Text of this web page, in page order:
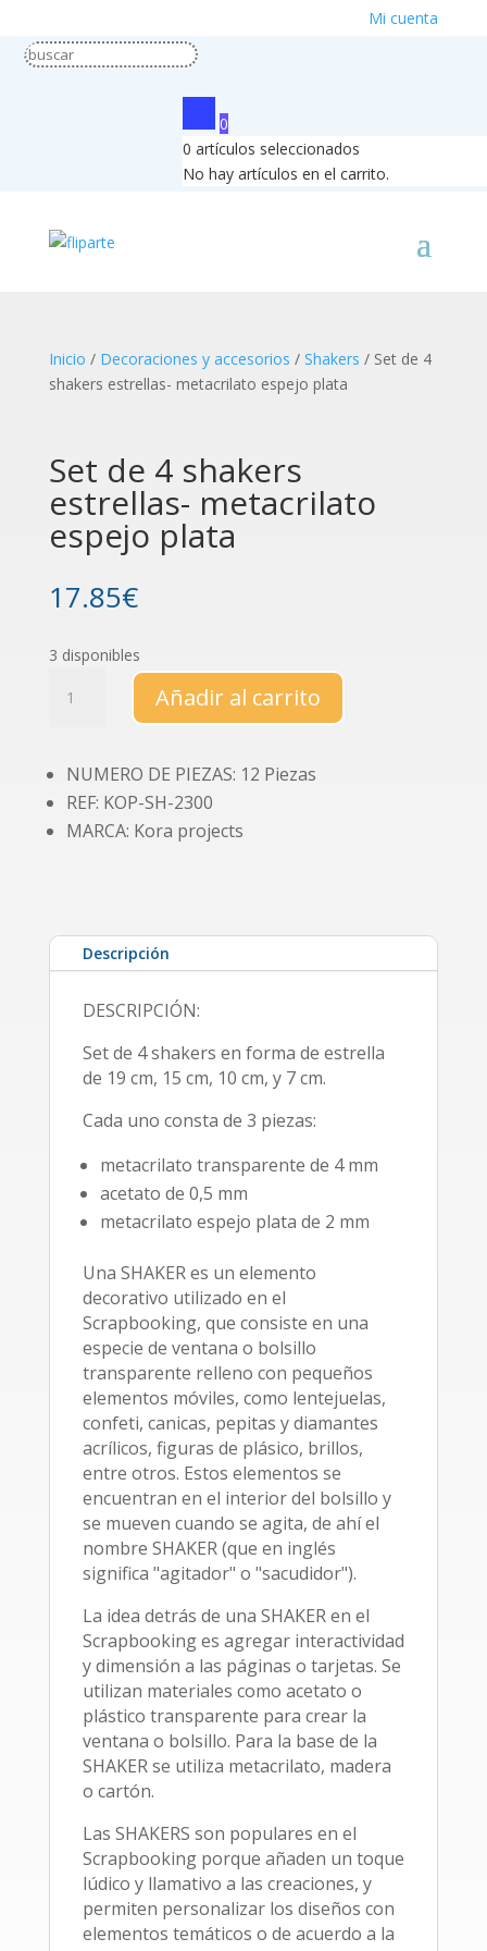
Mi cuenta
0
0 artículos seleccionados
No hay artículos en el carrito.
Inicio / Decoraciones y accesorios / Shakers / Set de 4
shakers estrellas- metacrilato espejo plata
Set de 4 shakers
estrellas- metacrilato
espejo plata
17.85€
3 disponibles
estrellas-
metacrilato
espejo
Añadir al carrito
NUMERO DE PIEZAS: 12 Piezas
REF: KOP-SH-2300
MARCA: Kora projects
Descripción
DESCRIPCIÓN:
Set de 4 shakers en forma de estrella
de 19 cm, 15 cm, 10 cm, y 7 cm.
Cada uno consta de 3 piezas:
metacrilato transparente de 4 mm
acetato de 0,5 mm
metacrilato espejo plata de 2 mm
Una SHAKER es un elemento
decorativo utilizado en el
Scrapbooking, que consiste en una
especie de ventana o bolsillo
transparente relleno con pequeños
elementos móviles, como lentejuelas,
confeti, canicas, pepitas y diamantes
acrílicos, figuras de plásico, brillos,
entre otros. Estos elementos se
encuentran en el interior del bolsillo y
se mueven cuando se agita, de ahí el
nombre SHAKER (que en inglés
significa "agitador" o "sacudidor").
La idea detrás de una SHAKER en el
Scrapbooking es agregar interactividad
y dimensión a las páginas o tarjetas. Se
utilizan materiales como acetato o
plástico transparente para crear la
ventana o bolsillo. Para la base de la
SHAKER se utiliza metacrilato, madera
o cartón.
Las SHAKERS son populares en el
Scrapbooking porque añaden un toque
lúdico y llamativo a las creaciones, y
permiten personalizar los diseños con
elementos temáticos o de acuerdo a la